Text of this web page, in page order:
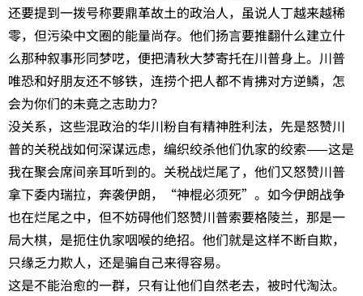
还要提到一拨号称要鼎革故土的政治人，虽说人丁越来越稀
零，但污染中文圈的能量尚存。他们扬言要推翻什么建立什
么那种叙事形同梦呓，便把清秋大梦寄托在川普身上。川普
唯恐和好朋友还不够铁，连捞个把人都不肯拂对方逆鳞，怎
会为你们的未竟之志助力？
没关系，这些混政治的华川粉自有精神胜利法，先是怒赞川
普的关税战如何深谋远虑，编织绞杀他们仇家的绞索——这是
我在聚会席间亲耳听到的。关税战烂尾了，他们又怒赞川普
拿下委内瑞拉，奔袭伊朗，“神棍必须死”。如今伊朗战争
也在烂尾之中，但不妨碍他们怒赞川普索要格陵兰，那是一
局大棋，是扼住仇家咽喉的绝招。他们就是这样不断自欺，
只缘乏力欺人，还是骗自己来得容易。
这是不能治愈的一群，只有让他们自然老去，被时代淘汰。